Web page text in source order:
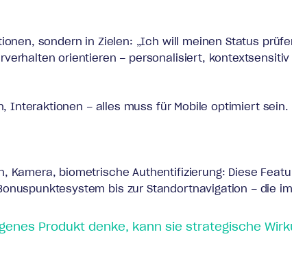
sondern in Zielen: „Ich will meinen Status
orientieren – personalisiert,
Interaktionen – alles muss für Mobile optimiert
Kamera, biometrische Authentifizierung: Diese
bis zur Standortnavigation – die
Produkt denke, kann sie strategische